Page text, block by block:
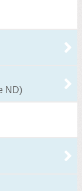
ND)